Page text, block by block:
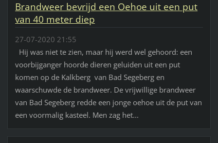
Brandweer bevrijd een Oehoe uit een put
van 40 meter diep
27-07-2020 21:55
Hij was niet te zien, maar hij werd wel gehoord: een
voorbijganger hoorde dieren geluiden uit een put
komen op de Kalkberg van Bad Segeberg en
waarschuwde de brandweer. De vrijwillige brandweer
van Bad Segeberg redde een jonge oehoe uit de put van
een voormalig kasteel. Men zag het...